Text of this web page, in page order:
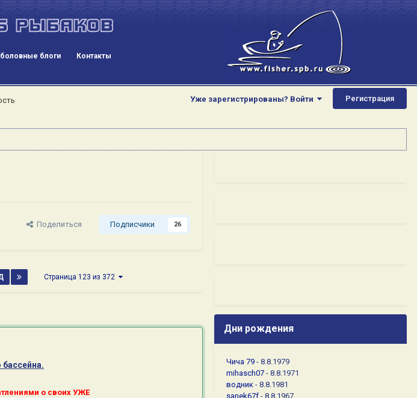
блоги Контакты
Уже зарегистрированы? Войти Регистрация
Поделиться Подписчики 26
Страница 123 из 372
о своих УЖЕ
Дни рождения
Чича 79 - 8.8.1979
mihasch07 - 8.8.1971
водник - 8.8.1981
sanek67f - 8.8.1967